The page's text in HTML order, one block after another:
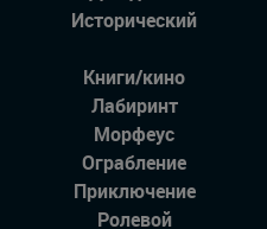
Исторический
Книги/кино
Лабиринт
Морфеус
Ограбление
Приключение
Ролевой